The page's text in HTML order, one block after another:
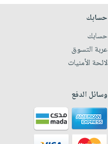
حسابك
حسابك
عربة التسوق
لائحة الأمنيات
وسائل الدفع